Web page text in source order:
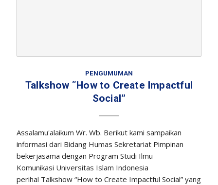
PENGUMUMAN
Talkshow “How to Create Impactful
Social”
Assalamu'alaikum Wr. Wb. Berikut kami sampaikan
informasi dari Bidang Humas Sekretariat Pimpinan
bekerjasama dengan Program Studi Ilmu
Komunikasi Universitas Islam Indonesia
perihal Talkshow “How to Create Impactful Social” yang